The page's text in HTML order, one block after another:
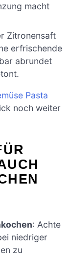
macht
Zitronensaft
erfrischende
abrundet
Pasta
noch weiter
: Achte
niedriger
zu